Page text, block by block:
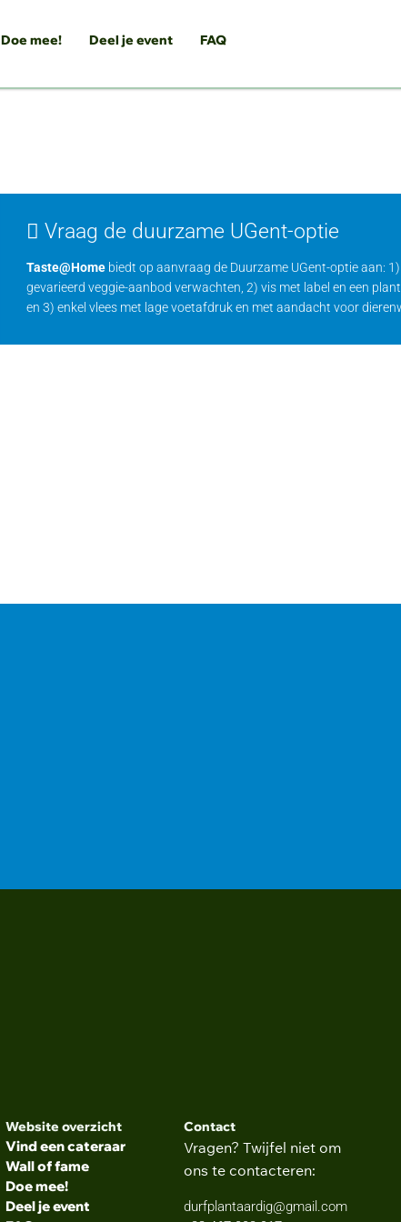
Doe mee! Deel je event FAQ
Vraag de duurzame UGent-optie
Taste@Home biedt op aanvraag de Duurzame UGent-optie aan:
gevarieerd veggie-aanbod verwachten, 2) vis met label en een
en 3) enkel vlees met lage voetafdruk en met aandacht voor
Website overzicht
Vind een cateraar
Wall of fame
Doe mee!
Deel je event
Contact
Vragen? Twijfel niet om
ons te contacteren:
durfplantaardig@gmail.com